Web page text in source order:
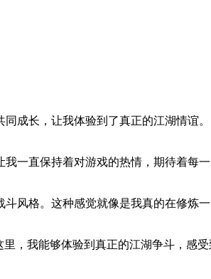
成长，让我体验到了真正的江湖情谊。
一直保持着对游戏的热情，期待着每一
风格。这种感觉就像是我真的在修炼一
，我能够体验到真正的江湖争斗，感受